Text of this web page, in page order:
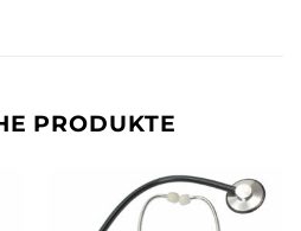
PRODUKTE